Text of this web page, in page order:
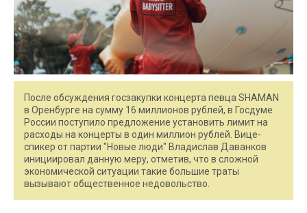
После обсуждения госзакупки концерта певца SHAMAN
в Оренбурге на сумму 16 миллионов рублей, в Госдуме
России поступило предложение установить лимит на
расходы на концерты в один миллион рублей. Вице-
спикер от партии "Новые люди" Владислав Даванков
инициировал данную меру, отметив, что в сложной
экономической ситуации такие большие траты
вызывают общественное недовольство.